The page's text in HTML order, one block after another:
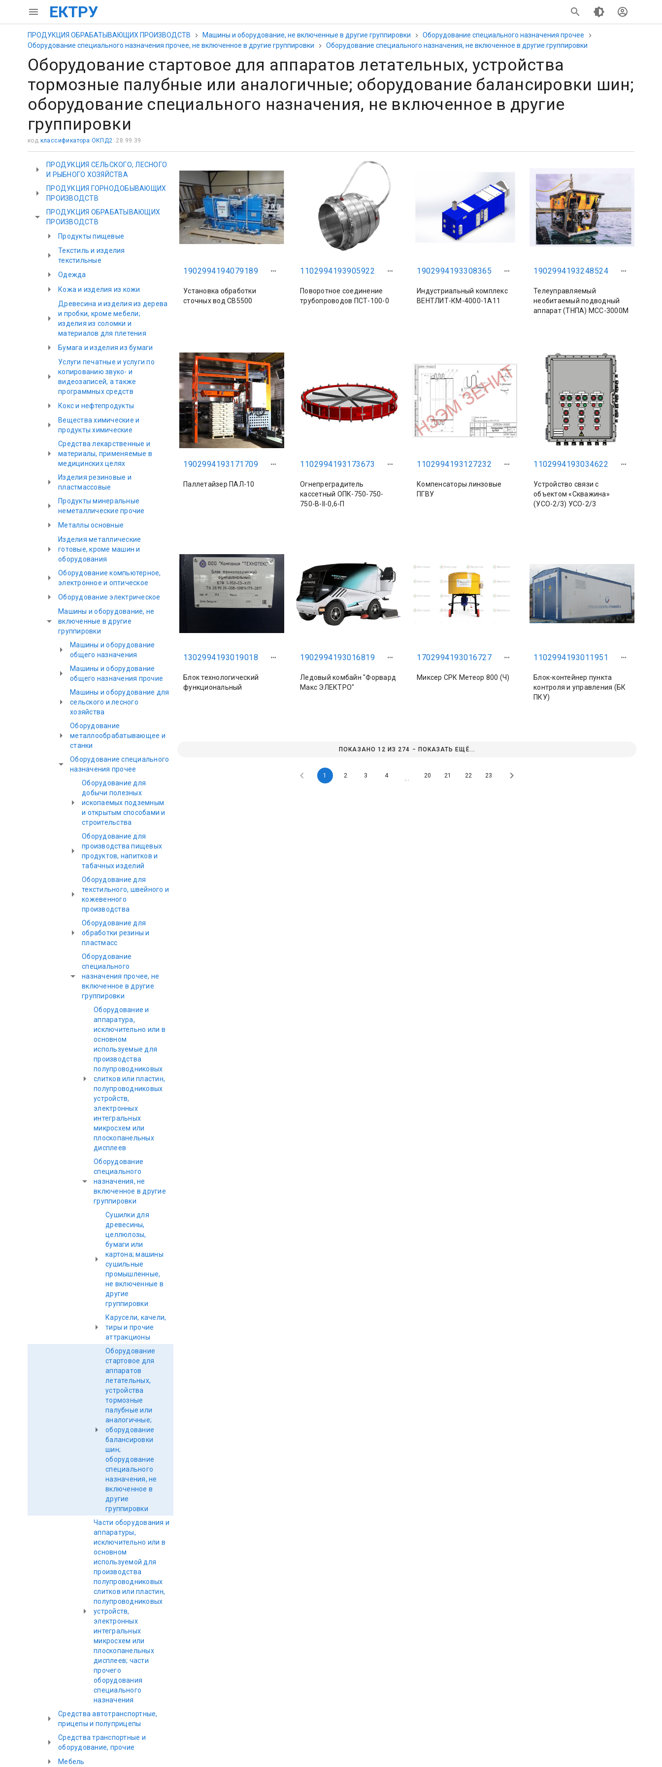
ЕКТРУ
ПРОДУКЦИЯ ОБРАБАТЫВАЮЩИХ ПРОИЗВОДСТВ Машины и оборудование, не включенные в другие группировки
Оборудование специального назначения прочее
Оборудование специального назначения прочее, не включенное в другие группировки
Оборудование специального назначения, не включенное в другие группировки
Оборудование стартовое для аппаратов летательных, устройства
тормозные палубные или аналогичные; оборудование балансировки шин;
оборудование специального назначения, не включенное в другие
группировки
код классификатора ОКПД2: 28.99.39
ПРОДУКЦИЯ СЕЛЬСКОГО, ЛЕСНОГО
И РЫБНОГО ХОЗЯЙСТВА
ПРОДУКЦИЯ ГОРНОДОБЫВАЮЩИХ
ПРОИЗВОДСТВ
ПРОДУКЦИЯ ОБРАБАТЫВАЮЩИХ
ПРОИЗВОДСТВ
Продукты пищевые
Текстиль и изделия
текстильные
Одежда
Кожа и изделия из кожи
Древесина и изделия из дерева
и пробки, кроме мебели;
изделия из соломки и
материалов для плетения
Бумага и изделия из бумаги
Услуги печатные и услуги по
копированию звуко- и
видеозаписей, а также
программных средств
Кокс и нефтепродукты
Вещества химические и
продукты химические
Средства лекарственные и
материалы, применяемые в
медицинских целях
Изделия резиновые и
пластмассовые
Продукты минеральные
неметаллические прочие
Металлы основные
Изделия металлические
готовые, кроме машин и
оборудования
Оборудование компьютерное,
электронное и оптическое
Оборудование электрическое
Машины и оборудование, не
включенные в другие
группировки
Машины и оборудование
общего назначения
Машины и оборудование
общего назначения прочие
Машины и оборудование для
сельского и лесного
хозяйства
Оборудование
металлообрабатывающее и
станки
Оборудование специального
назначения прочее
Оборудование для
добычи полезных
ископаемых подземным
и открытым способами и
строительства
Оборудование для
производства пищевых
продуктов, напитков и
табачных изделий
Оборудование для
текстильного, швейного и
кожевенного
производства
Оборудование для
обработки резины и
пластмасс
Оборудование
специального
назначения прочее, не
включенное в другие
группировки
Оборудование и
аппаратура,
исключительно или в
основном
используемые для
производства
полупроводниковых
слитков или пластин,
полупроводниковых
устройств,
электронных
интегральных
микросхем или
плоскопанельных
дисплеев
Оборудование
специального
назначения, не
включенное в другие
группировки
Сушилки для
древесины,
целлюлозы,
бумаги или
картона; машины
сушильные
промышленные,
не включенные в
другие
группировки
Карусели, качели,
тиры и прочие
аттракционы
Оборудование
стартовое для
аппаратов
летательных,
устройства
тормозные
палубные или
аналогичные;
оборудование
балансировки
шин;
оборудование
специального
назначения, не
включенное в
другие
группировки
Части оборудования и
аппаратуры,
исключительно или в
основном
используемой для
производства
полупроводниковых
слитков или пластин,
полупроводниковых
устройств,
электронных
интегральных
микросхем или
плоскопанельных
дисплеев; части
прочего
оборудования
специального
назначения
Средства автотранспортные,
прицепы и полуприцепы
Средства транспортные и
оборудование, прочие
Мебель
1902994194079189
Установка обработки
сточных вод СВ5500
1102994193905922
Поворотное соединение
трубопроводов ПСТ-100-0
1902994193308365
Индустриальный комплекс
ВЕНТЛИТ-КМ-4000-1А11
1902994193248524
Телеуправляемый
необитаемый подводный
аппарат (ТНПА) МСС-3000М
1902994193171709
Паллетайзер ПАЛ-10
1102994193173673
Огнепреградитель
кассетный ОПК-750-750-
750-В-II-0,6-П
1102994193127232
Компенсаторы линзовые
ПГВУ
1102994193034622
Устройство связи с
объектом «Скважина»
(УСО-2/3) УСО-2/3
1302994193019018
Блок технологический
функциональный
1902994193016819
Ледовый комбайн "Форвард
Макс ЭЛЕКТРО"
1702994193016727
Миксер СРК Метеор 800 (Ч)
1102994193011951
Блок-контейнер пункта
контроля и управления (БК
ПКУ)
ПОКАЗАНО 12 ИЗ 274 − ПОКАЗАТЬ ЕЩЁ...
1 2 3 4 20 21 22 23